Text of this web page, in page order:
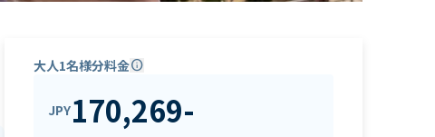
大人1名様分料金info
JPY170,269-